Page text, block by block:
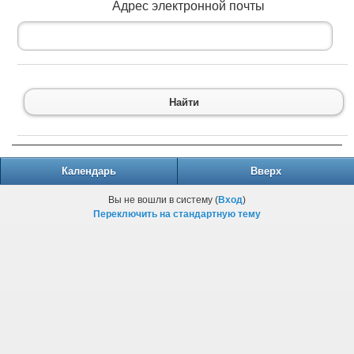
Адрес электронной почты
Найти
Календарь Вверх
Вы не вошли в систему (Вход)
Переключить на стандартную тему